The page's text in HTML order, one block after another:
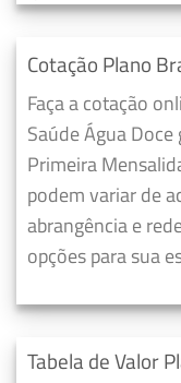
Cotação Plano
Faça a cotação
Saúde Água
Primeira
podem variar de
abrangência e
opções para sua
Tabela de Valor